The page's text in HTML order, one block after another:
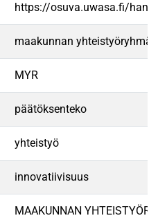
https://osuva.uwasa.fi/
maakunnan yhteistyöryhmä
MYR
päätöksenteko
yhteistyö
innovatiivisuus
MAAKUNNAN